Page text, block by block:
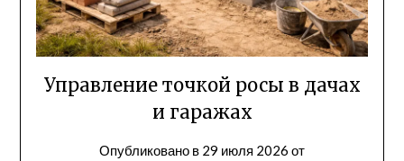
Управление точкой росы в дачах
и гаражах
Опубликовано в 29 июля 2026 от